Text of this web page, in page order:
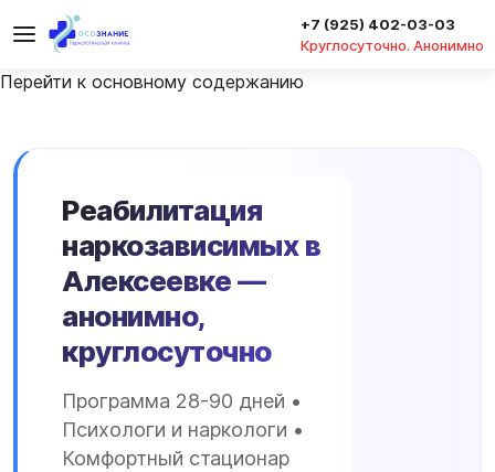
Перейти к основному содержанию
+7 (925) 402-03-03
Круглосуточно. Анонимно
Реабилитация
наркозависимых в
Алексеевке —
анонимно,
круглосуточно
Программа 28-90 дней •
Психологи и наркологи •
Комфортный стационар